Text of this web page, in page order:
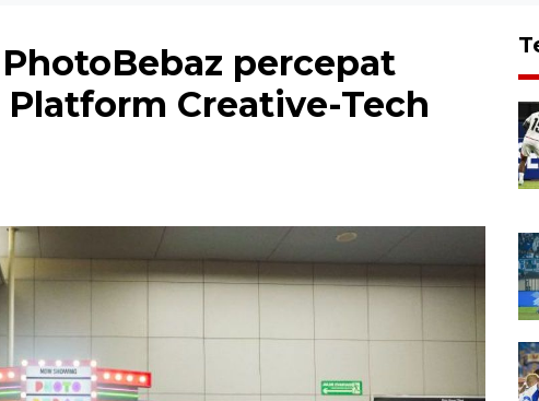
percepat
Creative-Tech